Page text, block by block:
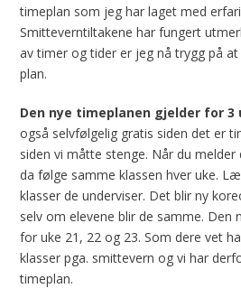
timeplan som jeg har laget med
Smitteverntiltakene har fungert
av timer og tider er jeg nå trygg på
plan.
Den nye timeplanen gjelder for 3
også selvfølgelig gratis siden det er
siden vi måtte stenge. Når du melder
da følge samme klassen hver uke.
klasser de underviser. Det blir ny
selv om elevene blir de samme. Den
for uke 21, 22 og 23. Som dere vet
klasser pga. smittevern og vi har
timeplan.